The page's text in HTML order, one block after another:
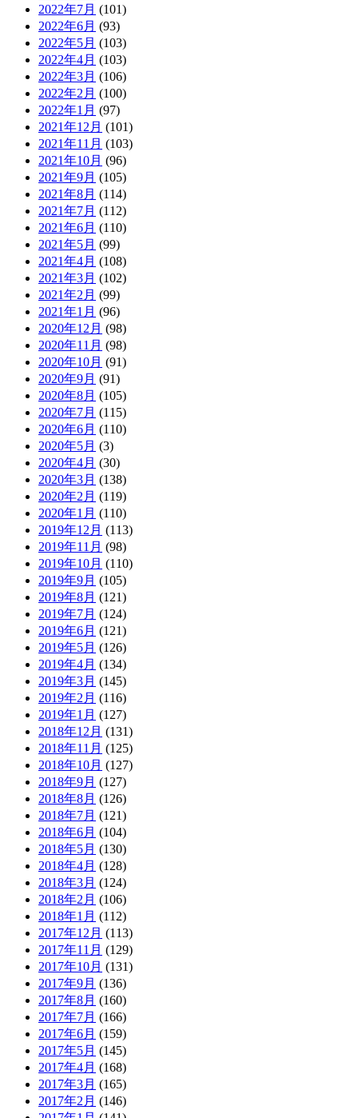
2022年7月 (101)
2022年6月 (93)
2022年5月 (103)
2022年4月 (103)
2022年3月 (106)
2022年2月 (100)
2022年1月 (97)
2021年12月 (101)
2021年11月 (103)
2021年10月 (96)
2021年9月 (105)
2021年8月 (114)
2021年7月 (112)
2021年6月 (110)
2021年5月 (99)
2021年4月 (108)
2021年3月 (102)
2021年2月 (99)
2021年1月 (96)
2020年12月 (98)
2020年11月 (98)
2020年10月 (91)
2020年9月 (91)
2020年8月 (105)
2020年7月 (115)
2020年6月 (110)
2020年5月 (3)
2020年4月 (30)
2020年3月 (138)
2020年2月 (119)
2020年1月 (110)
2019年12月 (113)
2019年11月 (98)
2019年10月 (110)
2019年9月 (105)
2019年8月 (121)
2019年7月 (124)
2019年6月 (121)
2019年5月 (126)
2019年4月 (134)
2019年3月 (145)
2019年2月 (116)
2019年1月 (127)
2018年12月 (131)
2018年11月 (125)
2018年10月 (127)
2018年9月 (127)
2018年8月 (126)
2018年7月 (121)
2018年6月 (104)
2018年5月 (130)
2018年4月 (128)
2018年3月 (124)
2018年2月 (106)
2018年1月 (112)
2017年12月 (113)
2017年11月 (129)
2017年10月 (131)
2017年9月 (136)
2017年8月 (160)
2017年7月 (166)
2017年6月 (159)
2017年5月 (145)
2017年4月 (168)
2017年3月 (165)
2017年2月 (146)